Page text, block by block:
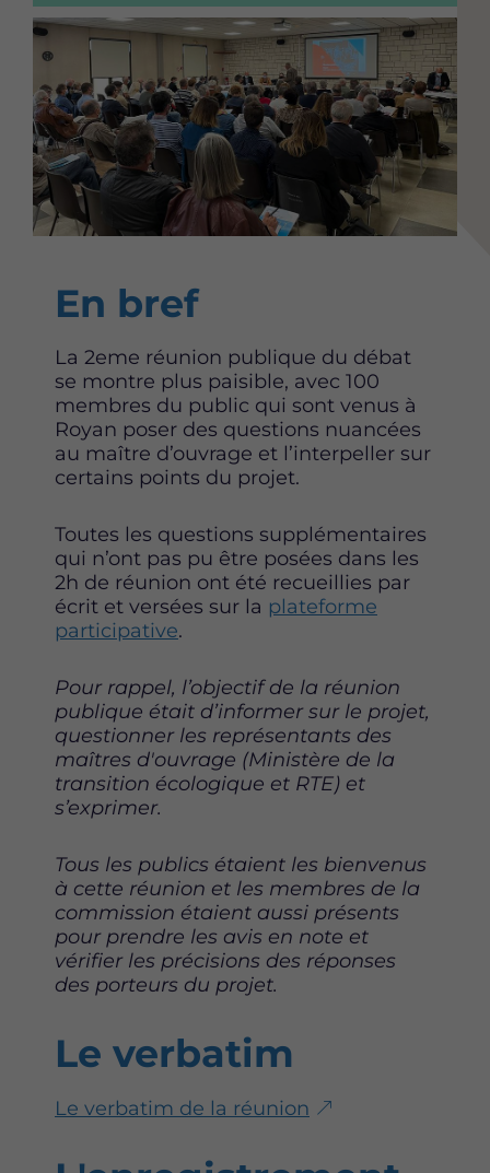
Image
Content
En bref
La 2eme réunion publique du débat
se montre plus paisible, avec 100
membres du public qui sont venus à
Royan poser des questions nuancées
au maître d’ouvrage et l’interpeller sur
certains points du projet.
Toutes les questions supplémentaires
qui n’ont pas pu être posées dans les
2h de réunion ont été recueillies par
écrit et versées sur la plateforme
participative.
Pour rappel, l’objectif de la réunion
publique était d’informer sur le projet,
questionner les représentants des
maîtres d'ouvrage (Ministère de la
transition écologique et RTE) et
s’exprimer.
Tous les publics étaient les bienvenus
à cette réunion et les membres de la
commission étaient aussi présents
pour prendre les avis en note et
vérifier les précisions des réponses
des porteurs du projet.
Le verbatim
Le verbatim de la réunion